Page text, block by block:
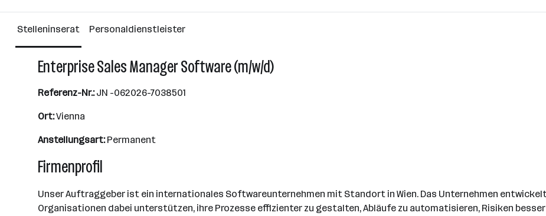
Über das Unternehmen
Wien
Stelleninserat Personaldienstleister
Enterprise Sales Manager Software (m/w/d)
Referenz-Nr.:JN -062026-7038501
Ort:Vienna
Anstellungsart:Permanent
Firmenprofil
Unser Auftraggeber ist ein internationales Softwareunternehmen mit Standort in Wien. Das Unternehmen
Organisationen dabei unterstützen, ihre Prozesse effizienter zu gestalten, Abläufe zu automatisieren, Risiken